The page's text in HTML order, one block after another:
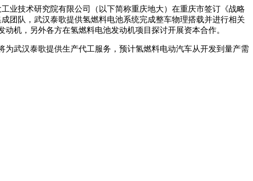
业技术研究院有限公司（以下简称重庆地大）在重庆市签订《战略
团队，武汉泰歌提供氢燃料电池系统完成整车物理搭载并进行相关
机，另外各方在氢燃料电池发动机项目探讨开展资本合作。
武汉泰歌提供生产代工服务，预计氢燃料电动汽车从开发到量产需